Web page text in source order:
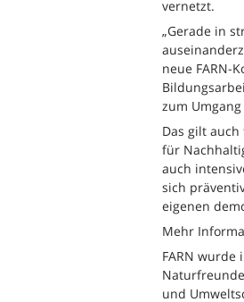
vernetzt.
„Gerade in
neue FARN-
zum
Das gilt
für
auch
sich
eigenen
Mehr
FARN
und